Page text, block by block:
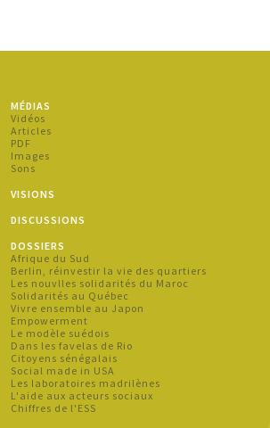
MÉDIAS
Vidéos
Articles
PDF
Images
Sons
VISIONS
DISCUSSIONS
DOSSIERS
Afrique du Sud
Berlin, réinvestir la vie des quartiers
Les nouvlles solidarités du Maroc
Solidarités au Québec
Vivre ensemble au Japon
Empowerment
Le modèle suédois
Dans les favelas de Rio
Citoyens sénégalais
Social made in USA
Les laboratoires madrilènes
L'aide aux acteurs sociaux
Chiffres de l'ESS